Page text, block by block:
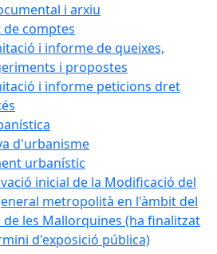
i arxiu
de comptes
i informe de queixes,
i propostes
i informe peticions dret
d'urbanisme
urbanístic
inicial de la Modificació del
metropolità en l'àmbit del
les Mallorquines (ha finalitzat
d'exposició pública)